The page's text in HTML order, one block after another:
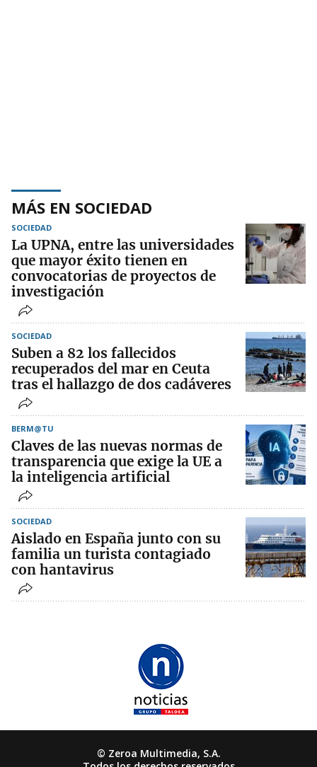
MÁS EN SOCIEDAD
SOCIEDAD
La UPNA, entre las universidades
que mayor éxito tienen en
convocatorias de proyectos de
investigación
SOCIEDAD
Suben a 82 los fallecidos
recuperados del mar en Ceuta
tras el hallazgo de dos cadáveres
BERM@TU
Claves de las nuevas normas de
transparencia que exige la UE a
la inteligencia artificial
SOCIEDAD
Aislado en España junto con su
familia un turista contagiado
con hantavirus
© Zeroa Multimedia, S.A.